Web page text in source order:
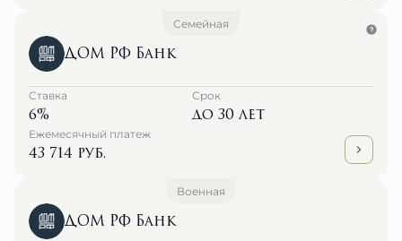
Семейная
ДОМ РФ Банк
Ставка
6%
Срок
до 30 лет
Ежемесячный платеж
43 714 руб.
Военная
ДОМ РФ Банк